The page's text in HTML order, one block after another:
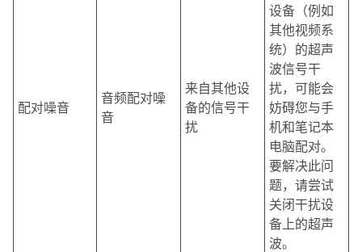
配对噪音
音频配对噪
音
来自其他设
备的信号干
扰
设备（例如
其他视频系
统）的超声
波信号干
扰，可能会
妨碍您与手
机和笔记本
电脑配对。
要解决此问
题，请尝试
关闭干扰设
备上的超声
波。